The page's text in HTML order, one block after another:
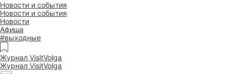
Новости и события
Новости и события
Новости
Афиша
#выходные
Журнал VisitVolga
Журнал VisitVolga